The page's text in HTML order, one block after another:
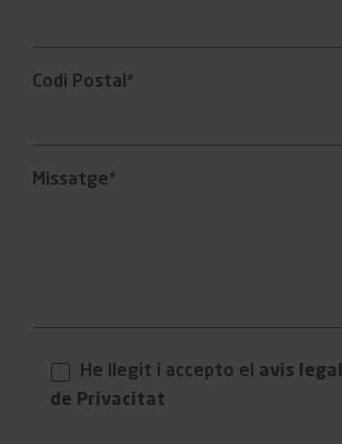
Codi Postal*
Missatge*
He llegit i accepto el avis legal
de Privacitat